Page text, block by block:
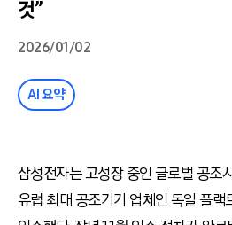
것”
2026/01/02
AI 요약
삼성전자는 고성장 중인 글로벌 공조
유럽 최대 공조기기 업체인 독일 플